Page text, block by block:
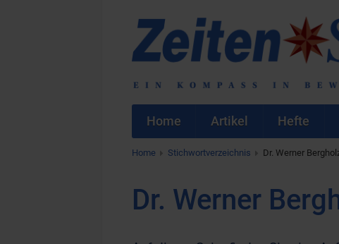
Home Artikel Hefte
Home Stichwortverzeichnis Dr. Werner
Dr. Werner